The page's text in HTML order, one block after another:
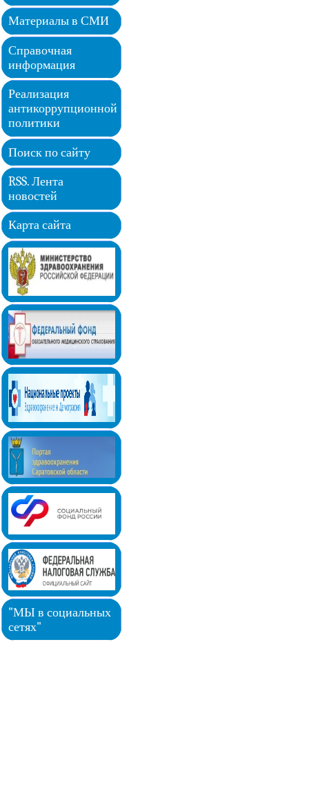
Материалы в СМИ
Справочная
информация
Реализация
антикоррупционной
политики
Поиск по сайту
RSS. Лента
новостей
Карта сайта
"МЫ в социальных
сетях"